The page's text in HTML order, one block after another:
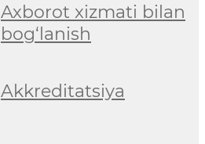
Axborot xizmati bilan
bog‘lanish
Akkreditatsiya